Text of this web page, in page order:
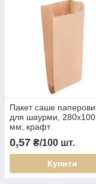
Пакет саше
для шаурми,
мм, крафт
0,57 ₴/100 шт.
Купити